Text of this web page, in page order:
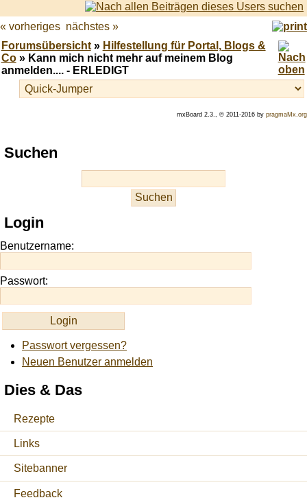
« vorheriges nächstes »
Forumsübersicht» Hilfestellung für Portal, Blogs &
Co» Kann mich nicht mehr auf meinem Blog
anmelden.... - ERLEDIGT
mxBoard 2.3., © 2011-2016 by pragmaMx.org
Play
best
site
https://onlineslots.money/
Suchen
Login
Benutzername:
Passwort:
Passwort vergessen?
Neuen Benutzer anmelden
Dies & Das
Rezepte
Links
Sitebanner
Feedback